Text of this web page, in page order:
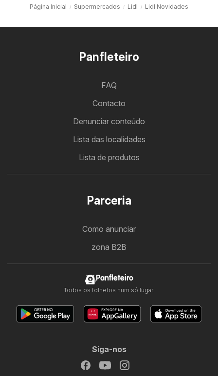
Página Inicial Supermercados Lidl Lidl Novidades
Panfleteiro
FAQ
Contacto
Denunciar conteúdo
Lista das localidades
Lista de produtos
Parceria
Como anunciar
zona B2B
Panfleteiro
Todos os folhetos num só lugar.
Siga-nos